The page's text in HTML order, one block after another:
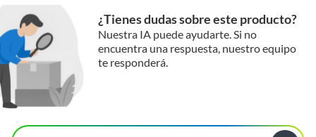
¿Tienes dudas sobre este producto?
Nuestra IA puede ayudarte. Si no
encuentra una respuesta, nuestro equipo
te responderá.